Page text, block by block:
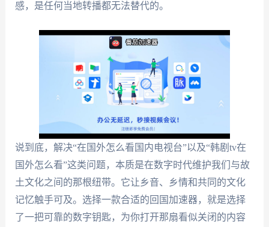
感，是任何当地转播都无法替代的。
说到底，解决“在国外怎么看国内电视台”以及“韩剧tv在
国外怎么看”这类问题，本质是在数字时代维护我们与故
土文化之间的那根纽带。它让乡音、乡情和共同的文化
记忆触手可及。选择一款合适的回国加速器，就是选择
了一把可靠的数字钥匙，为你打开那扇看似关闭的内容